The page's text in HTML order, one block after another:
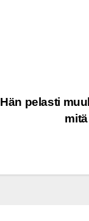
Hän pelasti